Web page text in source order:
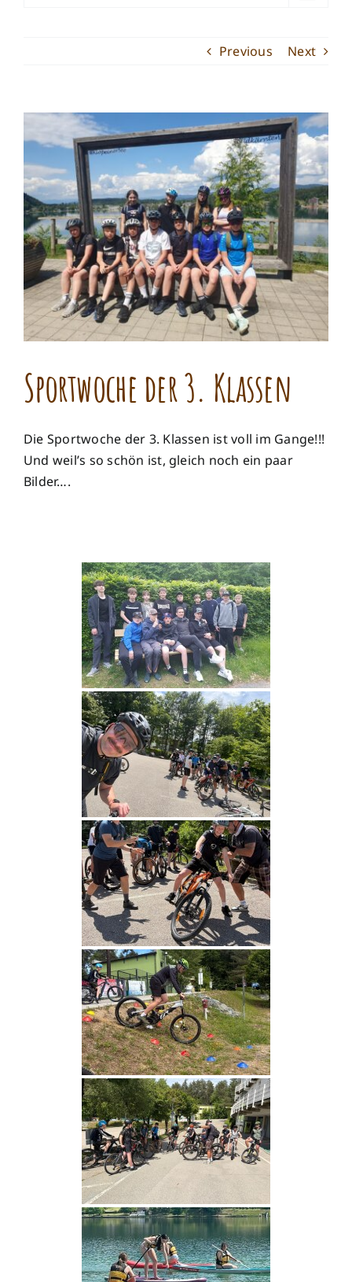
Previous Next
Larger
Image
Sportwoche der 3. Klassen
Die Sportwoche der 3. Klassen ist voll im Gange!!!
Und weil’s so schön ist, gleich noch ein paar
Bilder….